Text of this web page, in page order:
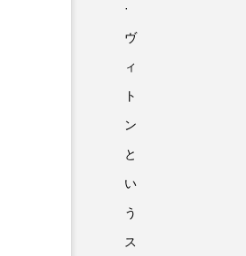
·
ヴ
ィ
ト
ン
と
い
う
ス